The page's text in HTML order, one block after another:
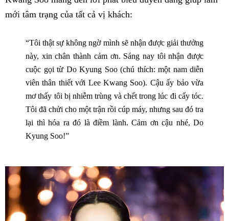
mới tâm trạng của tất cả vị khách:
“Tôi thật sự không ngờ mình sẽ nhận được giải thưởng
này, xin chân thành cảm ơn. Sáng nay tôi nhận được
cuộc gọi từ Do Kyung Soo (chú thích: một nam diễn
viên thân thiết với Lee Kwang Soo). Cậu ấy bảo vừa
mơ thấy tôi bị nhiễm trùng và chết trong lúc đi cấy tóc.
Tôi đã chửi cho một trận rồi cúp máy, nhưng sau đó tra
lại thì hóa ra đó là điềm lành. Cảm ơn cậu nhé, Do
Kyung Soo!”